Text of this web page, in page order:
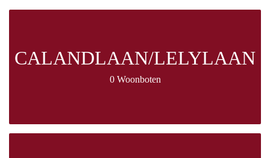
CALANDLAAN/LELYLAAN
0 Woonboten